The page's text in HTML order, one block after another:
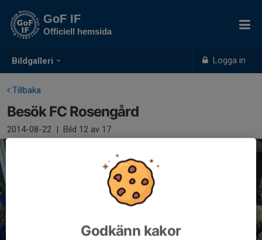
Bildgalleri Logga in
GoF IF
Officiell hemsida
Tillbaka
Besök FC Rosengård
2014-08-22 | Bild 12 av 17
Godkänn kakor